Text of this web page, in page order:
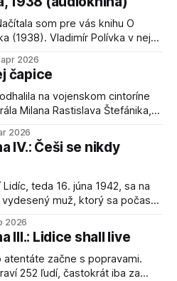
som pre vás knihu O
(1938). Vladimír Polívka v nej
v učebniciach nenájdete.
po bezplatnej registrácii
2026
čapice
na vojenskom cintoríne
Milana Rastislava Štefánika,
Štefánika až tak veľmi
bijú hlavne
2026
IV.: Češi se nikdy
teda 16. júna 1942, sa na
muž, ktorý sa počas
priznáva, že je
aby ochránil svojich
príbuzných pred popravou a prenasledovaním. Meno
2026
III.: Lidice shall live
začne s popravami.
252 ľudí, častokrát iba za